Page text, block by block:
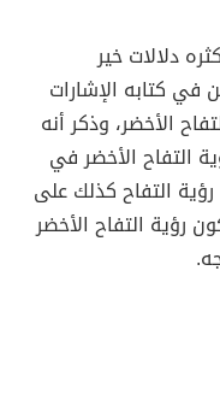
دلالات خير
في كتابه الإشارات
الأخضر، وذكر أنه
التفاح الأخضر في
التفاح كذلك على
رؤية التفاح الأخضر